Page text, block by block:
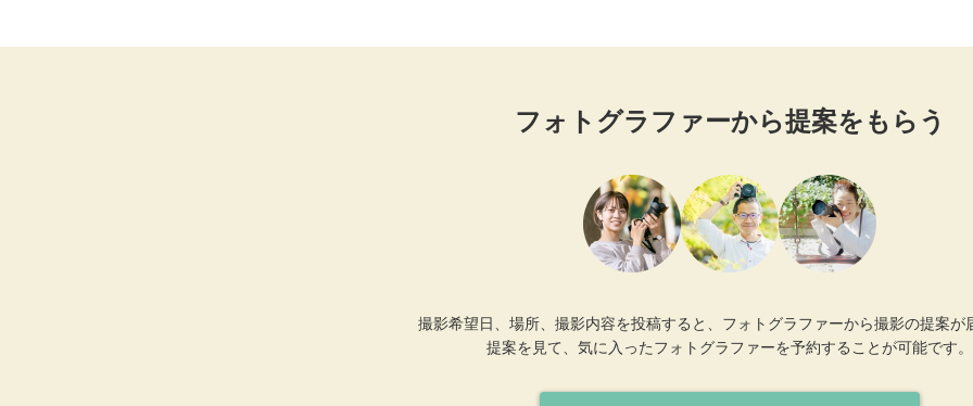
フォトグラファーから提案をもらう
撮影希望日、場所、撮影内容を投稿すると、フォトグラファーから撮影の提案が
提案を見て、気に入ったフォトグラファーを予約することが可能です。